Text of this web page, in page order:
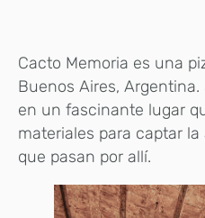
Cacto Memoria es una
Buenos Aires,
en un fascinante lugar
materiales para captar
que pasan por allí.